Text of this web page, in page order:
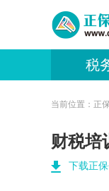
税
当前位置： 正
财税
下载正